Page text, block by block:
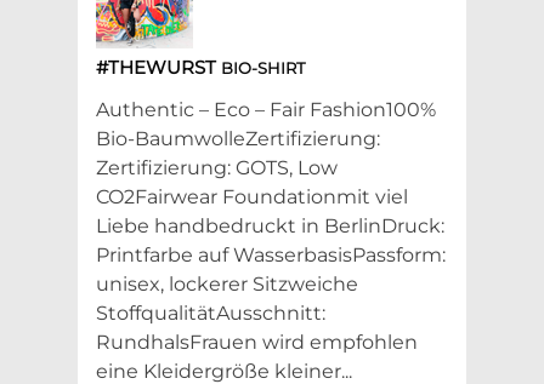
#THEWURST BIO-SHIRT
Authentic – Eco – Fair Fashion100%
Bio-BaumwolleZertifizierung:
Zertifizierung: GOTS, Low
CO2Fairwear Foundationmit viel
Liebe handbedruckt in BerlinDruck:
Printfarbe auf WasserbasisPassform:
unisex, lockerer Sitzweiche
StoffqualitätAusschnitt:
RundhalsFrauen wird empfohlen
eine Kleidergröße kleiner...